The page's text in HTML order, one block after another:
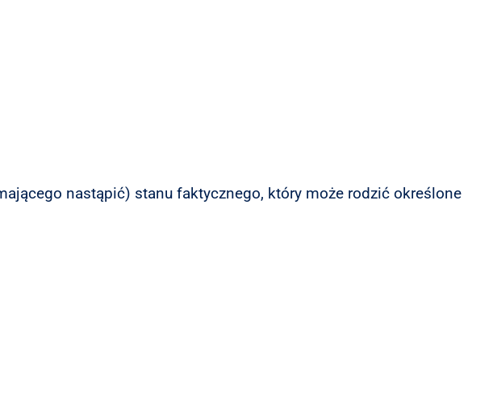
nastąpić) stanu faktycznego, który może rodzić określone